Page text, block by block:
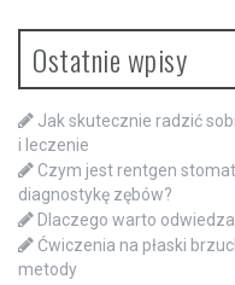
Ostatnie wpisy
Jak skutecznie radzić
i leczenie
Czym jest rentgen
diagnostykę zębów?
Dlaczego warto
Ćwiczenia na płaski
metody